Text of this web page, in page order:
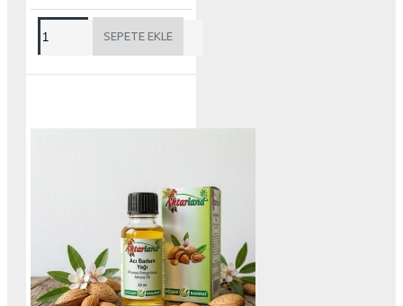
SEPETE EKLE